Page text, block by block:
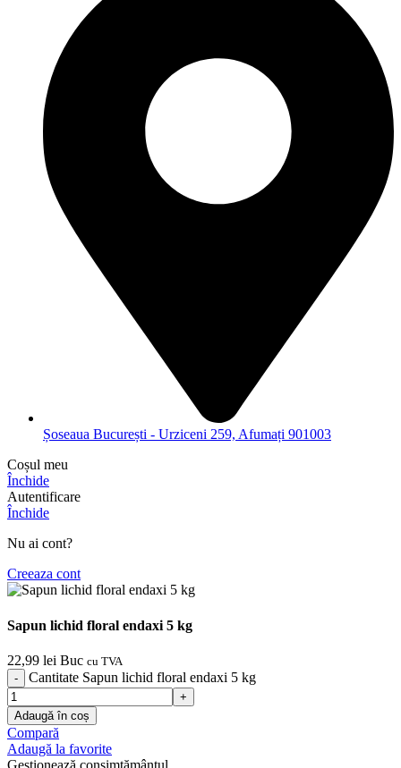
Șoseaua București - Urziceni 259, Afumați 901003
Coșul meu
Închide
Autentificare
Închide
Nu ai cont?
Creeaza cont
Sapun lichid floral endaxi 5 kg
22,99 lei Buc cu TVA
Cantitate Sapun lichid floral endaxi 5 kg
Adaugă în coș
Compară
Adaugă la favorite
Gestionează consimțământul